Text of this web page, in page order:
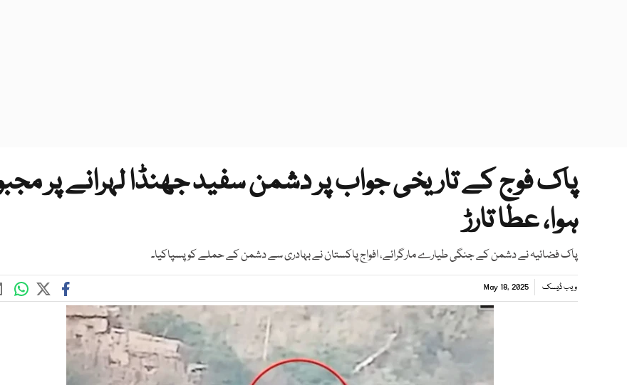
پاک فوج کے تاریخی جواب پر دشمن سفید جھنڈا لہرانے پر
ہوا، عطا تارڑ
پاک فضائیہ نے دشمن کے جنگی طیارے مارگرائے، افواج پاکستان نے بہادری سے دشمن کے حملے کو پسپاکیا۔
ویب ڈیسک May 18, 2025